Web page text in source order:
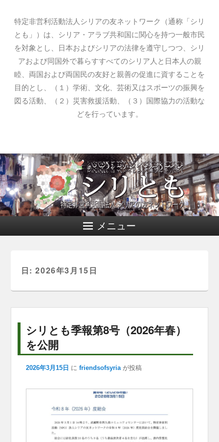
特定非営利活動法人シリアの友ネットワーク（通称「シリ
とも」）は、シリア・アラブ共和国に関心を持つ一般市民
を対象とし、日本およびシリアの法律を遵守しつつ、シリ
アおよび同国外で暮らすすべてのシリア人と日本人の親
睦、両国および両国民の友好と親善の促進に資することを
目的とし、（１）学術、文化、芸術又はスポーツの振興を
図る活動、（２）災害救援活動、（３）国際協力の活動な
どを行っています。
メニュー
日:2026年3月15日
シリとも季報第8号（2026年春）
を公開
2026年3月15日 に friendsofsyria が投稿